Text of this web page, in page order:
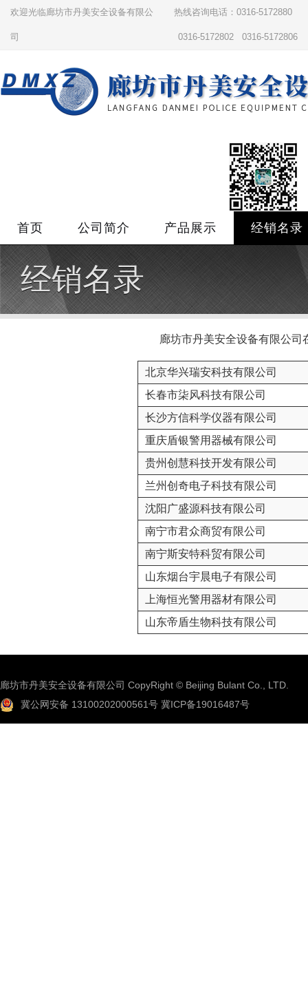
欢迎光临廊坊市丹美安全设备有限公
司
热线咨询电话：0316-5172880
0316-5172802 0316-5172806
首页 公司简介 产品展示 经销名录
经销名录
廊坊市丹美安全设备有限公司
北京华兴瑞安科技有限公司
长春市柒风科技有限公司
长沙方信科学仪器有限公司
重庆盾银警用器械有限公司
贵州创慧科技开发有限公司
兰州创奇电子科技有限公司
沈阳广盛源科技有限公司
南宁市君众商贸有限公司
南宁斯安特科贸有限公司
山东烟台宇晨电子有限公司
上海恒光警用器材有限公司
山东帝盾生物科技有限公司
廊坊市丹美安全设备有限公司 CopyRight © Beijing Bulant Co., LTD.
冀公网安备 13100202000561号 冀ICP备19016487号